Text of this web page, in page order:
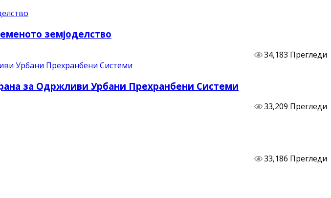
земјоделство
34,183 Прегледи
за Одржливи Урбани Прехранбени Системи
33,209 Прегледи
33,186 Прегледи